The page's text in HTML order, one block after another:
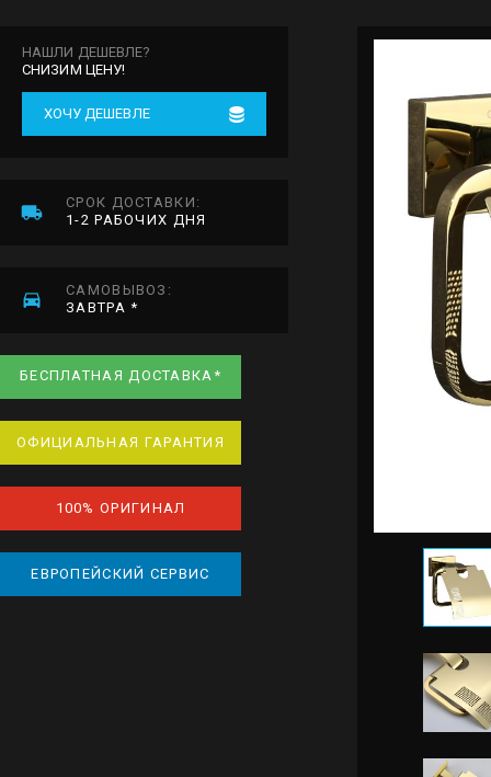
НАШЛИ ДЕШЕВЛЕ?
СНИЗИМ ЦЕНУ!
ХОЧУ ДЕШЕВЛЕ
СРОК ДОСТАВКИ:
1-2 РАБОЧИХ ДНЯ
САМОВЫВОЗ:
ЗАВТРА *
БЕСПЛАТНАЯ ДОСТАВКА*
ОФИЦИАЛЬНАЯ ГАРАНТИЯ
100% ОРИГИНАЛ
ЕВРОПЕЙСКИЙ СЕРВИС